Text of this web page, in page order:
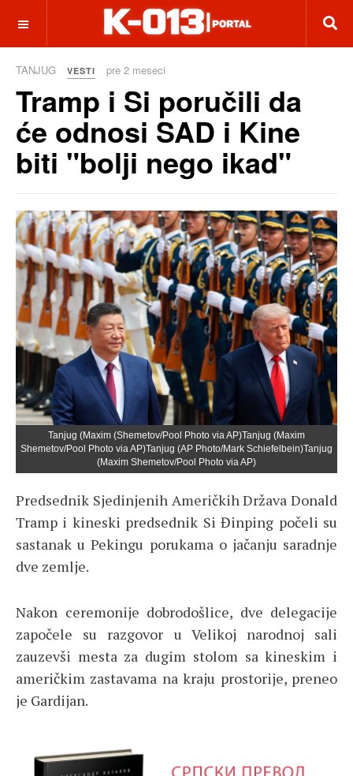
OFF CANVAS
TANJUG VESTI pre 2 meseci
Tramp i Si poručili da
će odnosi SAD i Kine
biti "bolji nego ikad"
Tanjug (Maxim (Shemetov/Pool Photo via AP)Tanjug (Maxim
Shemetov/Pool Photo via AP)Tanjug (AP Photo/Mark Schiefelbein)Tanjug
(Maxim Shemetov/Pool Photo via AP)
Predsednik Sjedinjenih Američkih Država Donald
Tramp i kineski predsednik Si Đinping počeli su
sastanak u Pekingu porukama o jačanju saradnje
dve zemlje.
Nakon ceremonije dobrodošlice, dve delegacije
započele su razgovor u Velikoj narodnoj sali
zauzevši mesta za dugim stolom sa kineskim i
američkim zastavama na kraju prostorije, preneo
je Gardijan.